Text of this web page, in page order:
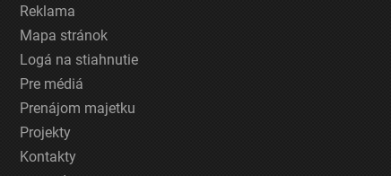
Reklama
Mapa stránok
Logá na stiahnutie
Pre médiá
Prenájom majetku
Projekty
Kontakty